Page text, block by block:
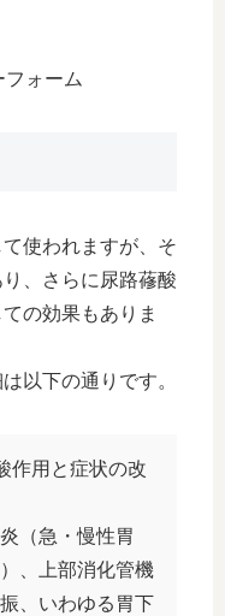
ォーム
使われますが、そ
、さらに尿路蓚酸
の効果もありま
以下の通りです。
作用と症状の改
（急・慢性胃
、上部消化管機
、いわゆる胃下